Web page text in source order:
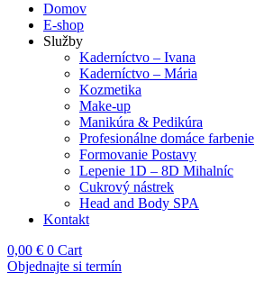
Domov
E-shop
Služby
Kaderníctvo – Ivana
Kaderníctvo – Mária
Kozmetika
Make-up
Manikúra & Pedikúra
Profesionálne domáce farbenie
Formovanie Postavy
Lepenie 1D – 8D Mihalníc
Cukrový nástrek
Head and Body SPA
Kontakt
0,00 € 0 Cart
Objednajte si termín